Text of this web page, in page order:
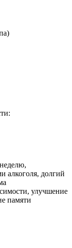
алкоголя, долгий
улучшение
памяти